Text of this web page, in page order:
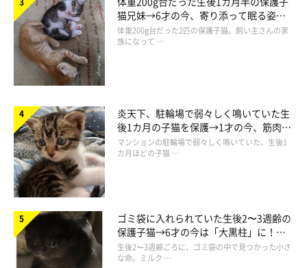
猫兄妹→6才の今、寄り添って眠る姿に
ほっこり！
体重200g台だった2匹の保護子猫。飼い主さんの家
族になって …
炎天下、駐輪場で弱々しく鳴いていた生
後1カ月の子猫を保護→1才の今、筋肉質
でツンデレなコに成長
マンションの駐輪場で弱々しく鳴いていた、生後1
カ月ほどの子猫 …
ゴミ袋に入れられていた生後2〜3週齢の
保護子猫→6才の今は「大黒柱」に！
美しい黒猫に成長した姿にグッとくる
生後2〜3週齢ごろに、ゴミ袋の中で見つかった小さ
な命。ミルク …